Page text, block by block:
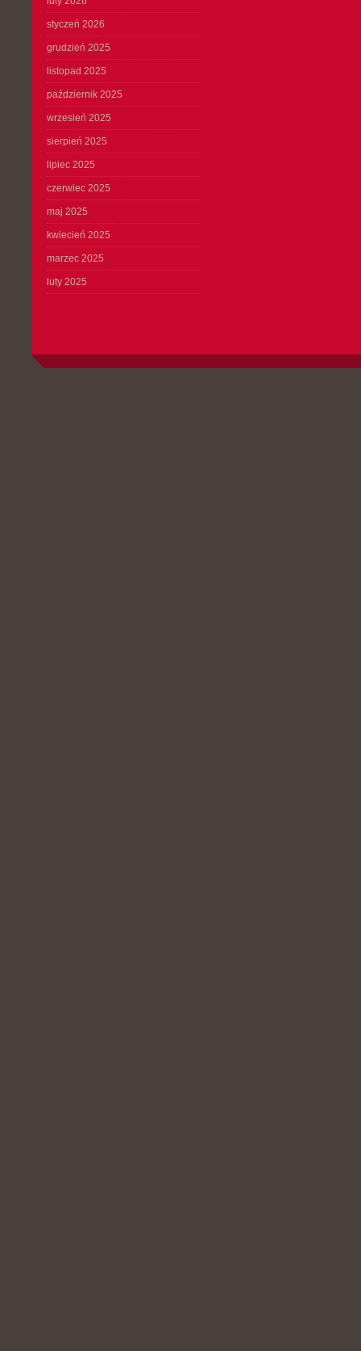
styczeń 2026
grudzień 2025
listopad 2025
październik 2025
wrzesień 2025
sierpień 2025
lipiec 2025
czerwiec 2025
maj 2025
kwiecień 2025
marzec 2025
luty 2025